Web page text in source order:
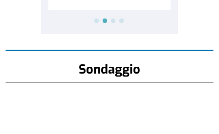
Sondaggio